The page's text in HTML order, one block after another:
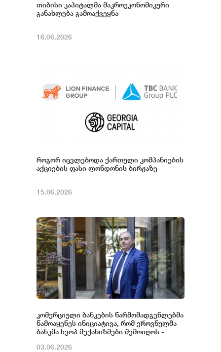
თიბისი კაპიტალმა მაკროეკონომიკური
განახლება გამოაქვეყნა
16.06.2026
როგორ იცვლებოდა ქართული კომპანიების
აქციების ფასი ლონდონის ბირჟაზე
15.06.2026
კომერციული ბანკების წარმომადგენლებმა
წამოაყენეს ინიციატივა, რომ ეროვნულმა
ბანკმა სვოპ მექანიზმები შემოიღოს -
03.06.2026